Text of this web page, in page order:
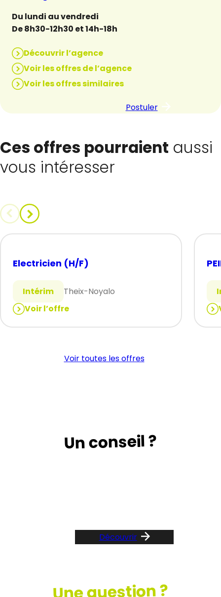
Du lundi au vendredi
De 8h30-12h30 et 14h-18h
Découvrir l’agence
Voir les offres de l’agence
Voir les offres similaires
Postuler
Ces offres pourraient aussi
vous intéresser
Electricien (H/F)
Intérim
Theix-Noyalo
Voir l’offre
:
Electricien
:
Voir toutes les offres
Un conseil ?
Découvrir